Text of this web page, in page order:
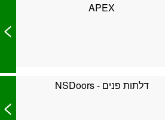
APEX
>
דלתות פנים - NSDoors
>